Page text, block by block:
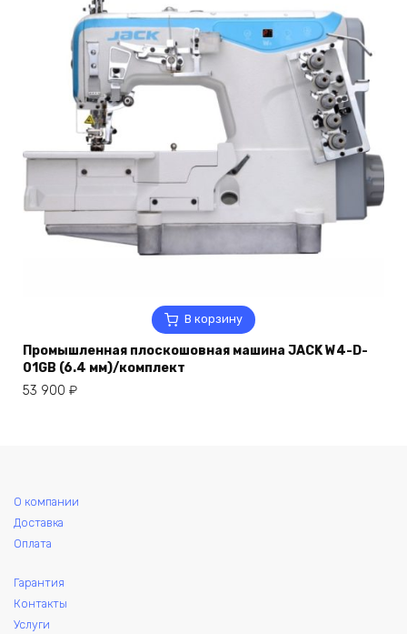
В корзину
Промышленная плоскошовная машина JACK W4-D-
01GB (6.4 мм)/комплект
53 900 ₽
О компании
Доставка
Оплата
Гарантия
Контакты
Услуги